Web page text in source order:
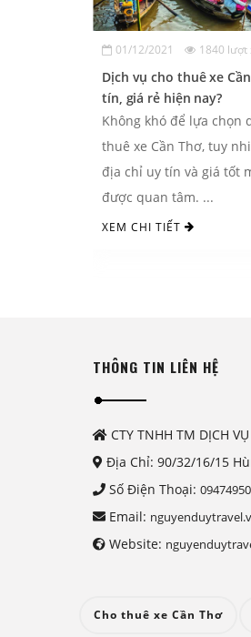
01/12/2021 1840 lượt
Dịch vụ cho thuê xe
tín, giá rẻ hiện nay?
Không khó để lựa chọn
thuê xe Cần Thơ, tuy
địa chỉ uy tín và giá tốt
được quan tâm. ...
XEM CHI TIẾT
THÔNG TIN LIÊN HỆ
CTY TNHH TM DỊCH
Địa Chỉ: 90/32/16/15
Số Điện Thoại:
Email:
Website:
Cho thuê xe Cần Thơ